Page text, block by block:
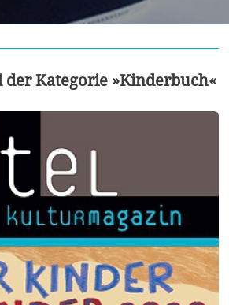
Kategorie »Kinderbuch«